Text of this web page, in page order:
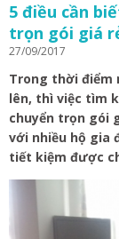
5 điều cần
trọn gói giá
27/09/2017
Trong thời điểm
lên, thì việc tìm
chuyển trọn gói
với nhiều hộ gia
tiết kiệm được